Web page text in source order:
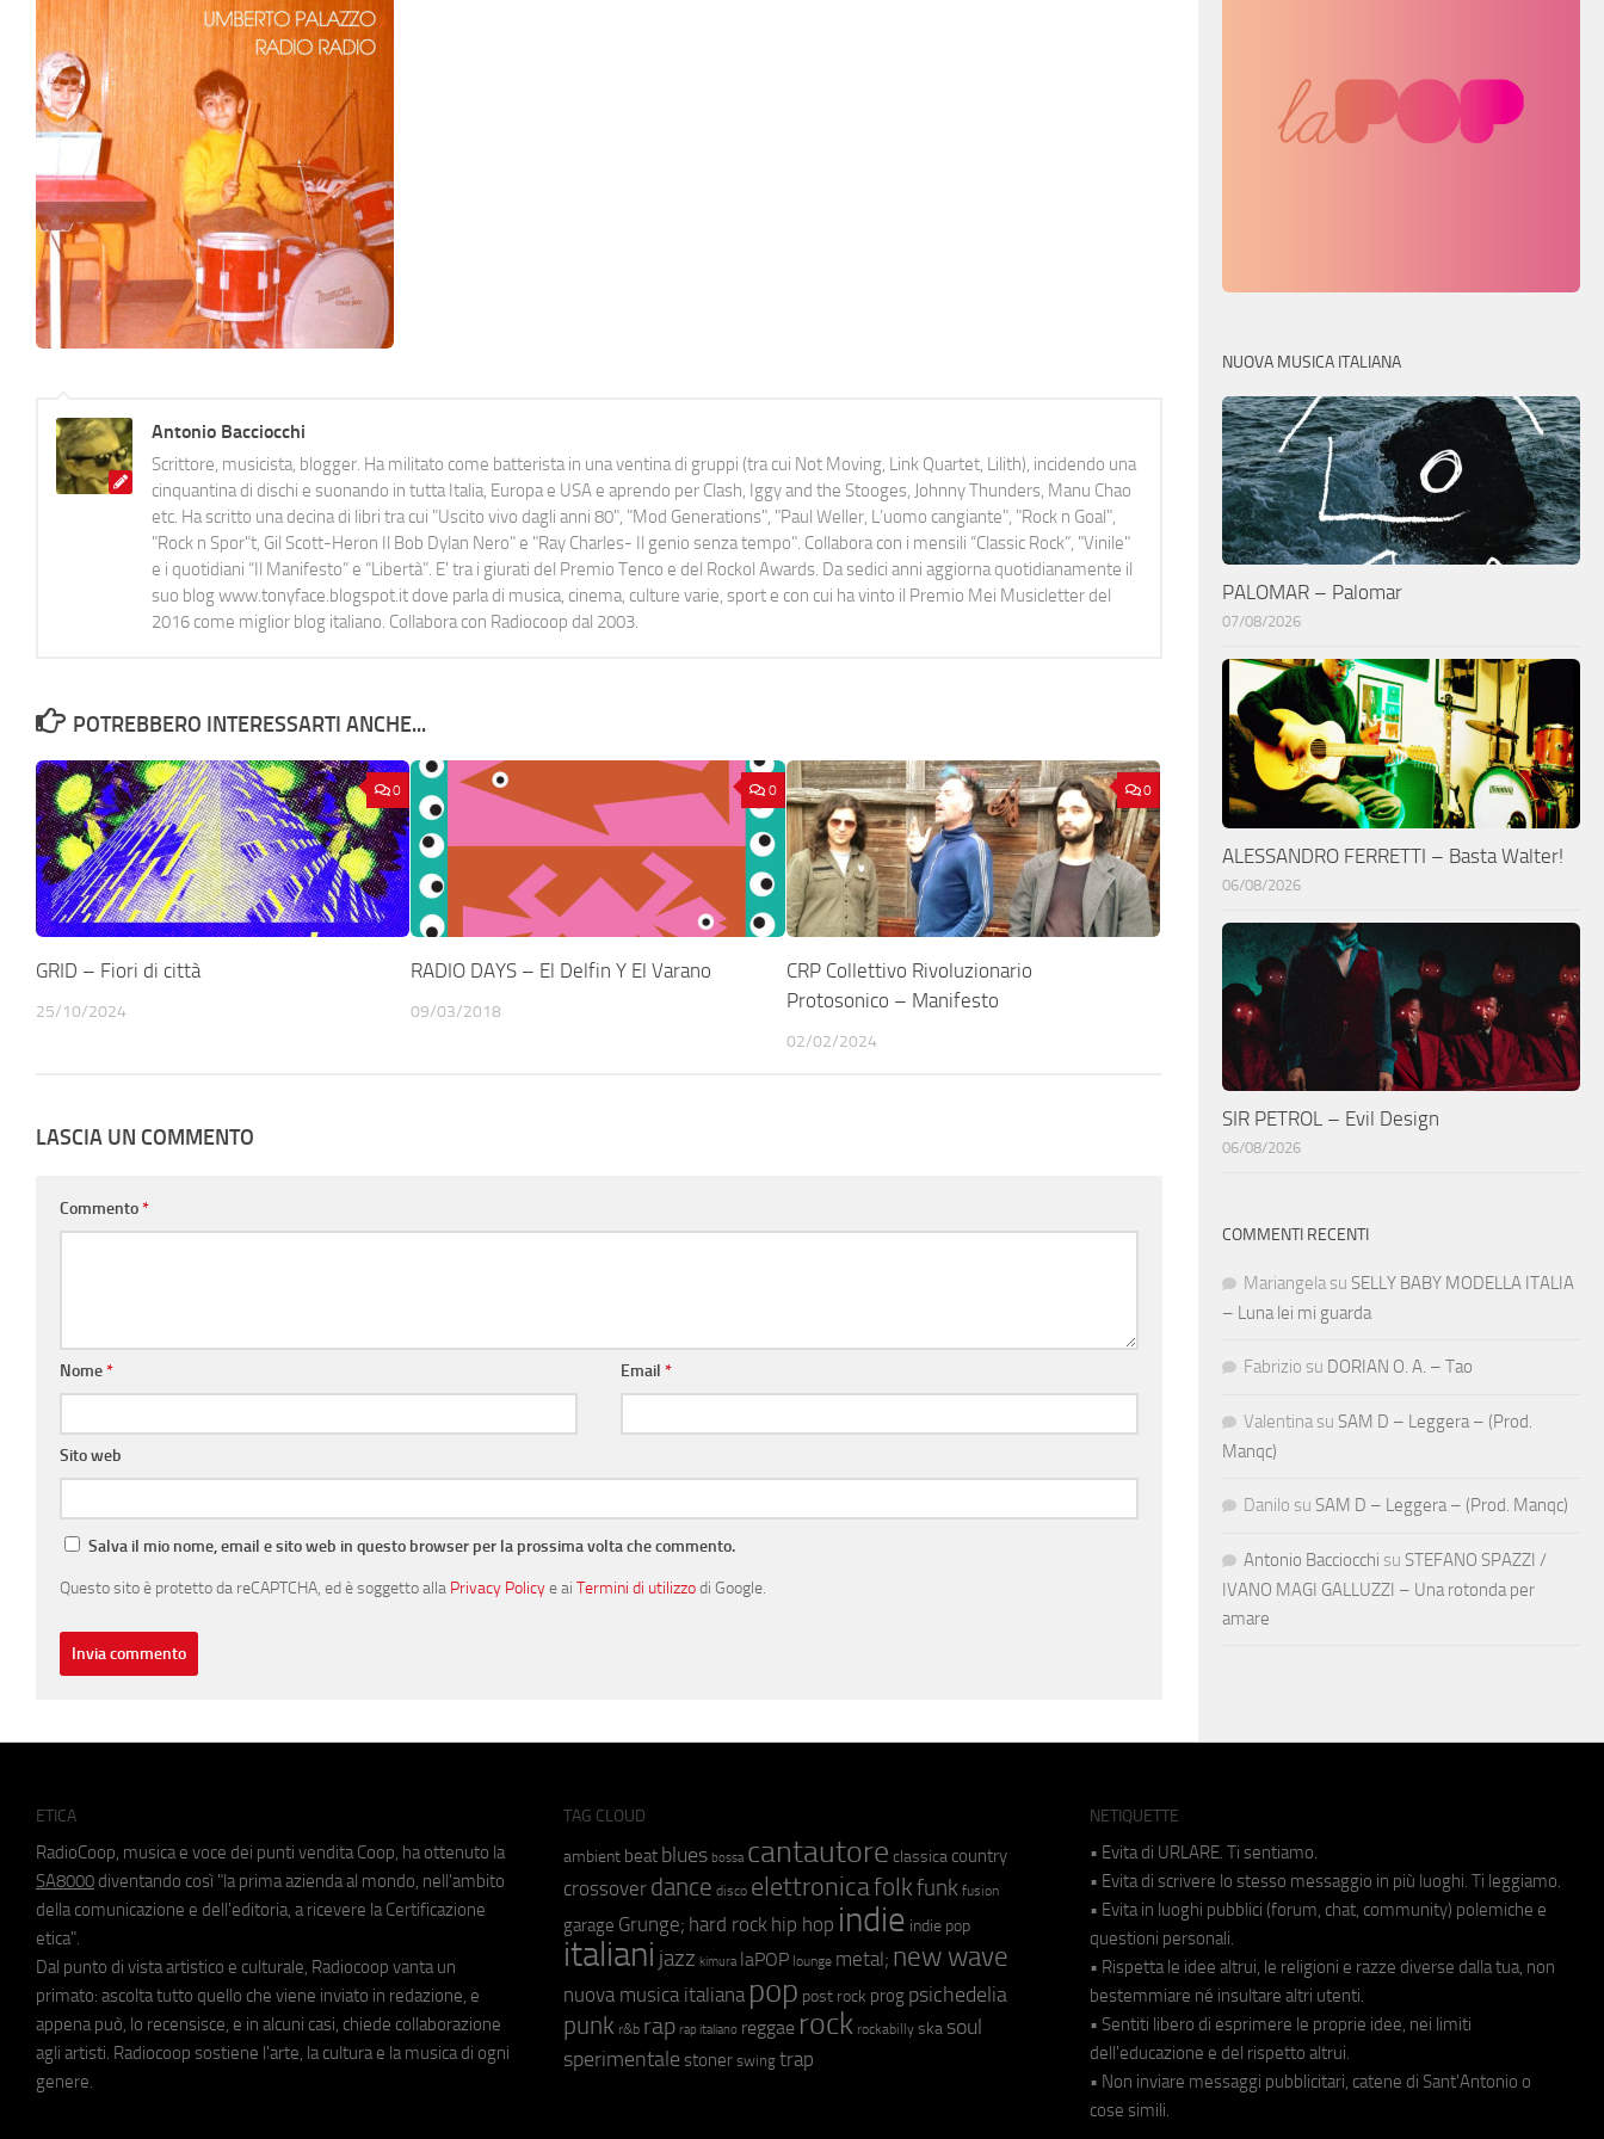
Antonio Bacciocchi
Scrittore, musicista, blogger. Ha militato come batterista in una ventina di gruppi (tra cui Not Moving, Link Quartet, Lilith), incidendo una
cinquantina di dischi e suonando in tutta Italia, Europa e USA e aprendo per Clash, Iggy and the Stooges, Johnny Thunders, Manu Chao
etc. Ha scritto una decina di libri tra cui "Uscito vivo dagli anni 80", "Mod Generations", "Paul Weller, L’uomo cangiante", "Rock n Goal",
"Rock n Spor"t, Gil Scott-Heron Il Bob Dylan Nero" e "Ray Charles- Il genio senza tempo". Collabora con i mensili “Classic Rock”, "Vinile"
e i quotidiani “Il Manifesto” e “Libertà”. E' tra i giurati del Premio Tenco e del Rockol Awards. Da sedici anni aggiorna quotidianamente il
suo blog www.tonyface.blogspot.it dove parla di musica, cinema, culture varie, sport e con cui ha vinto il Premio Mei Musicletter del
2016 come miglior blog italiano. Collabora con Radiocoop dal 2003.
POTREBBERO INTERESSARTI ANCHE...
0
GRID – Fiori di città
25/10/2024
0
RADIO DAYS – El Delfin Y El Varano
09/03/2018
0
CRP Collettivo Rivoluzionario
Protosonico – Manifesto
02/02/2024
LASCIA UN COMMENTO
Commento*
Nome* Email*
Sito web
Salva il mio nome, email e sito web in questo browser per la prossima volta che commento.
Questo sito è protetto da reCAPTCHA, ed è soggetto alla Privacy Policye ai Termini di utilizzodi Google.
NUOVA MUSICA ITALIANA
PALOMAR – Palomar
07/08/2026
ALESSANDRO FERRETTI – Basta Walter!
06/08/2026
SIR PETROL – Evil Design
06/08/2026
COMMENTI RECENTI
Mariangela su SELLY BABY MODELLA ITALIA
– Luna lei mi guarda
Fabrizio su DORIAN O. A. – Tao
Valentina su SAM D – Leggera – (Prod.
Manqc)
Danilo su SAM D – Leggera – (Prod. Manqc)
Antonio Bacciocchi su STEFANO SPAZZI /
IVANO MAGI GALLUZZI – Una rotonda per
amare
ETICA
RadioCoop, musica e voce dei punti vendita Coop, ha ottenuto la
SA8000 diventando così "la prima azienda al mondo, nell'ambito
della comunicazione e dell'editoria, a ricevere la Certificazione
etica".
Dal punto di vista artistico e culturale, Radiocoop vanta un
primato: ascolta tutto quello che viene inviato in redazione, e
appena può, lo recensisce, e in alcuni casi, chiede collaborazione
agli artisti. Radiocoop sostiene l'arte, la cultura e la musica di ogni
genere.
TAG CLOUD
ambient beat blues bossa cantautore classica country
crossover dance disco elettronicafolkfunk fusion
garage Grunge; hard rock hip hop indie indie pop
italiani jazz kimura laPOP lounge metal; new wave
nuova musica italiana pop post rock prog psichedelia
punk r&b rap rap italiano reggae rock rockabilly ska soul
sperimentale stoner swing trap
NETIQUETTE
• Evita di URLARE. Ti sentiamo.
• Evita di scrivere lo stesso messaggio in più luoghi. Ti leggiamo.
• Evita in luoghi pubblici (forum, chat, community) polemiche e
questioni personali.
• Rispetta le idee altrui, le religioni e razze diverse dalla tua, non
bestemmiare né insultare altri utenti.
• Sentiti libero di esprimere le proprie idee, nei limiti
dell'educazione e del rispetto altrui.
• Non inviare messaggi pubblicitari, catene di Sant'Antonio o
cose simili.